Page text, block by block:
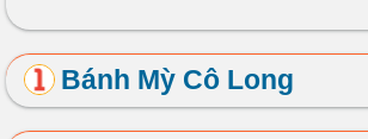
Bánh Mỳ Cô Long